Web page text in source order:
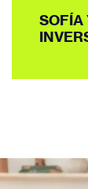
SOFÍA